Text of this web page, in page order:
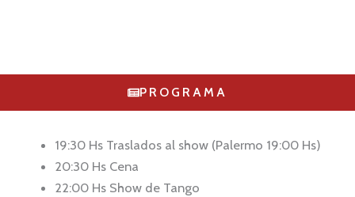
PROGRAMA
19:30 Hs Traslados al show (Palermo 19:00 Hs)
20:30 Hs Cena
22:00 Hs Show de Tango